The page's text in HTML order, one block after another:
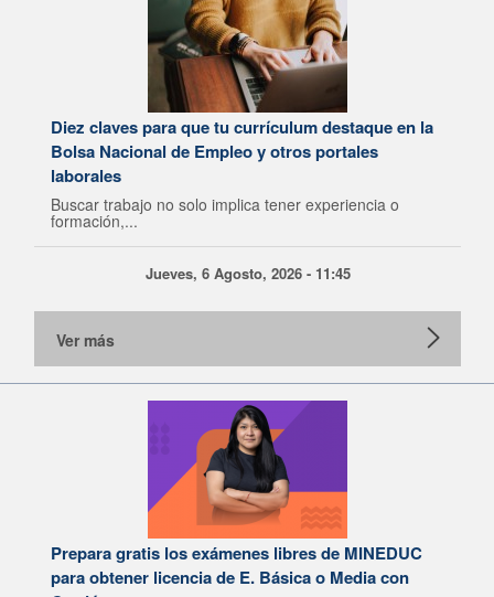
Diez claves para que tu currículum destaque en la
Bolsa Nacional de Empleo y otros portales
laborales
Buscar trabajo no solo implica tener experiencia o
formación,...
Jueves, 6 Agosto, 2026 - 11:45
Ver más
Prepara gratis los exámenes libres de MINEDUC
para obtener licencia de E. Básica o Media con